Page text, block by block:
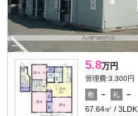
5.8万円
管理費:3,300円
敷 － 礼
－
67.64㎡
3LDK